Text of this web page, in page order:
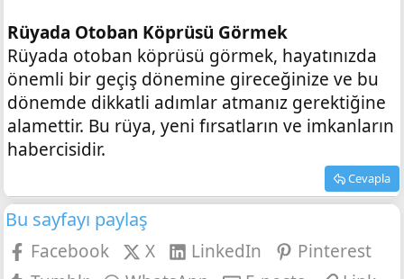
Rüyada Otoban Köprüsü Görmek
Rüyada otoban köprüsü görmek, hayatınızda
önemli bir geçiş dönemine gireceğinize ve bu
dönemde dikkatli adımlar atmanız gerektiğine
alamettir. Bu rüya, yeni fırsatların ve imkanların
habercisidir.
Cevapla
Bu sayfayı paylaş
Facebook X LinkedIn
Pinterest